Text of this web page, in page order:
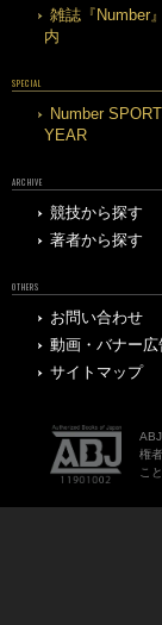
雑誌『Number
内
SPECIAL
Number
YEAR
ARCHIVE
競技から探す
著者から探す
OTHERS
お問い合わせ
動画・バナー広
サイトマップ
権
こ